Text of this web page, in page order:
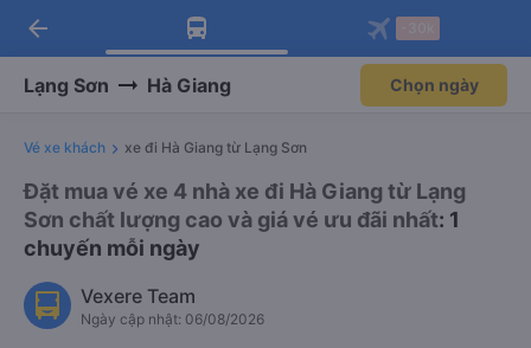
Tải app Vexere ngay!
Nhận ưu đãi thành viên độc
Mở app
Tải app Vexere
-30k/ghế khi đặt vé máy bay qua
Mở app
arrow_back
Lạng Sơn Hà Giang Chọn ngày
Vé xe khách xe đi Hà Giang từ Lạng Sơn
Đặt mua vé xe 4 nhà xe đi Hà Giang từ Lạng
Sơn chất lượng cao và giá vé ưu đãi nhất: 1
chuyến mỗi ngày
Vexere Team
Ngày cập nhật: 06/08/2026